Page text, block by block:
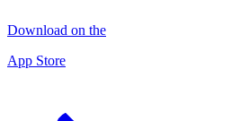
Download on the
App Store